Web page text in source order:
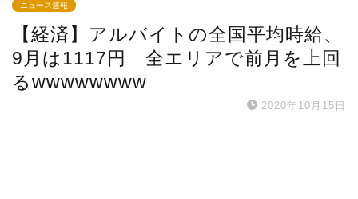
ニュース速報
【経済】アルバイトの全国平均時給、
9月は1117円 全エリアで前月を上回
るwwwwwwww
2020年10月15日